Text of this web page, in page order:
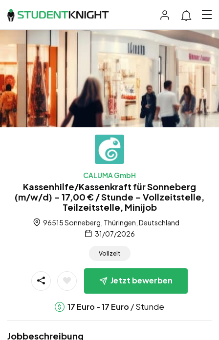
CALUMA GmbH
Kassenhilfe/Kassenkraft für Sonneberg
(m/w/d) – 17,00 € / Stunde – Vollzeitstelle,
Teilzeitstelle, Minijob
96515 Sonneberg, Thüringen, Deutschland
31/07/2026
Vollzeit
Jetzt bewerben
17 Euro -17 Euro / Stunde
Jobbeschreibung